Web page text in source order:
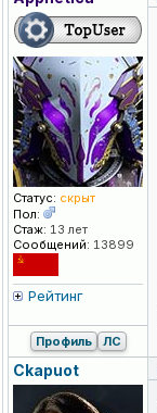
Статус: скрыт
Пол:
Стаж: 13 лет
Сообщений: 13899
Рейтинг
Профиль ЛС
Ckapuot